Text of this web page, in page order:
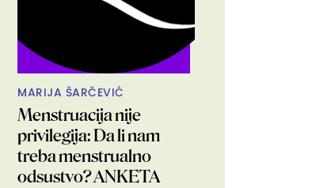
MARIJA ŠARČEVIĆ
Menstruacija nije
privilegija: Da li nam
treba menstrualno
odsustvo? ANKETA